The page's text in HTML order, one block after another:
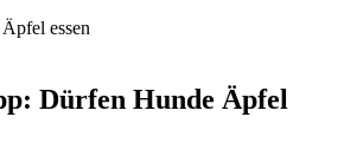
Dür­fen Hun­de Äpfel